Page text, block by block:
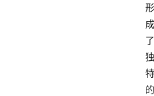
形
成
了
独
特
的